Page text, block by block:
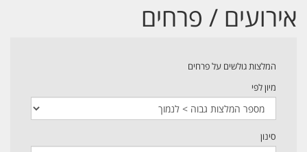
אירועים / פרחים
המלצות גולשים על פרחים
מיון לפי
סינון